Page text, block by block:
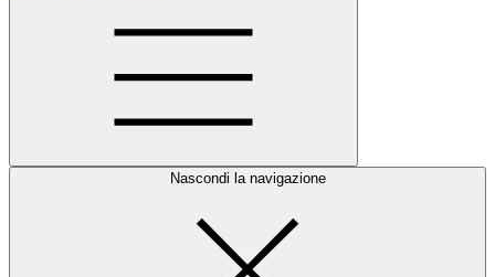
Nascondi la navigazione